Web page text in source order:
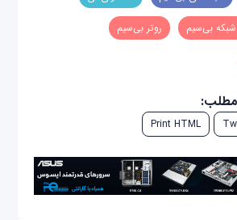
بی‌سیم روتر بی‌سیم
مطلب:
Print HTML